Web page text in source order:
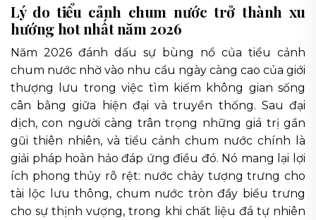
Lý do tiểu cảnh chum nước trở thành xu
hướng hot nhất năm 2026
Năm 2026 đánh dấu sự bùng nổ của tiểu cảnh
chum nước nhờ vào nhu cầu ngày càng cao của giới
thượng lưu trong việc tìm kiếm không gian sống
cân bằng giữa hiện đại và truyền thống. Sau đại
dịch, con người càng trân trọng những giá trị gần
gũi thiên nhiên, và tiểu cảnh chum nước chính là
giải pháp hoàn hảo đáp ứng điều đó. Nó mang lại lợi
ích phong thủy rõ rệt: nước chảy tượng trưng cho
tài lộc lưu thông, chum nước tròn đầy biểu trưng
cho sự thịnh vượng, trong khi chất liệu đá tự nhiên